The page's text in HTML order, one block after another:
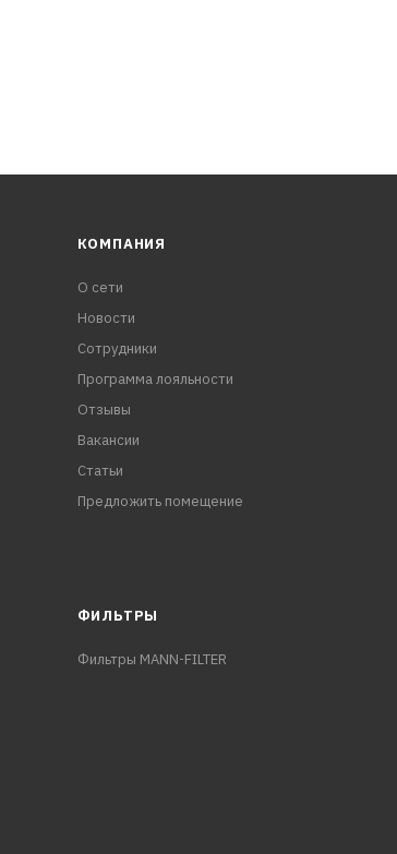
КОМПАНИЯ
О сети
Новости
Сотрудники
Программа лояльности
Отзывы
Вакансии
Статьи
Предложить помещение
ФИЛЬТРЫ
Фильтры MANN-FILTER